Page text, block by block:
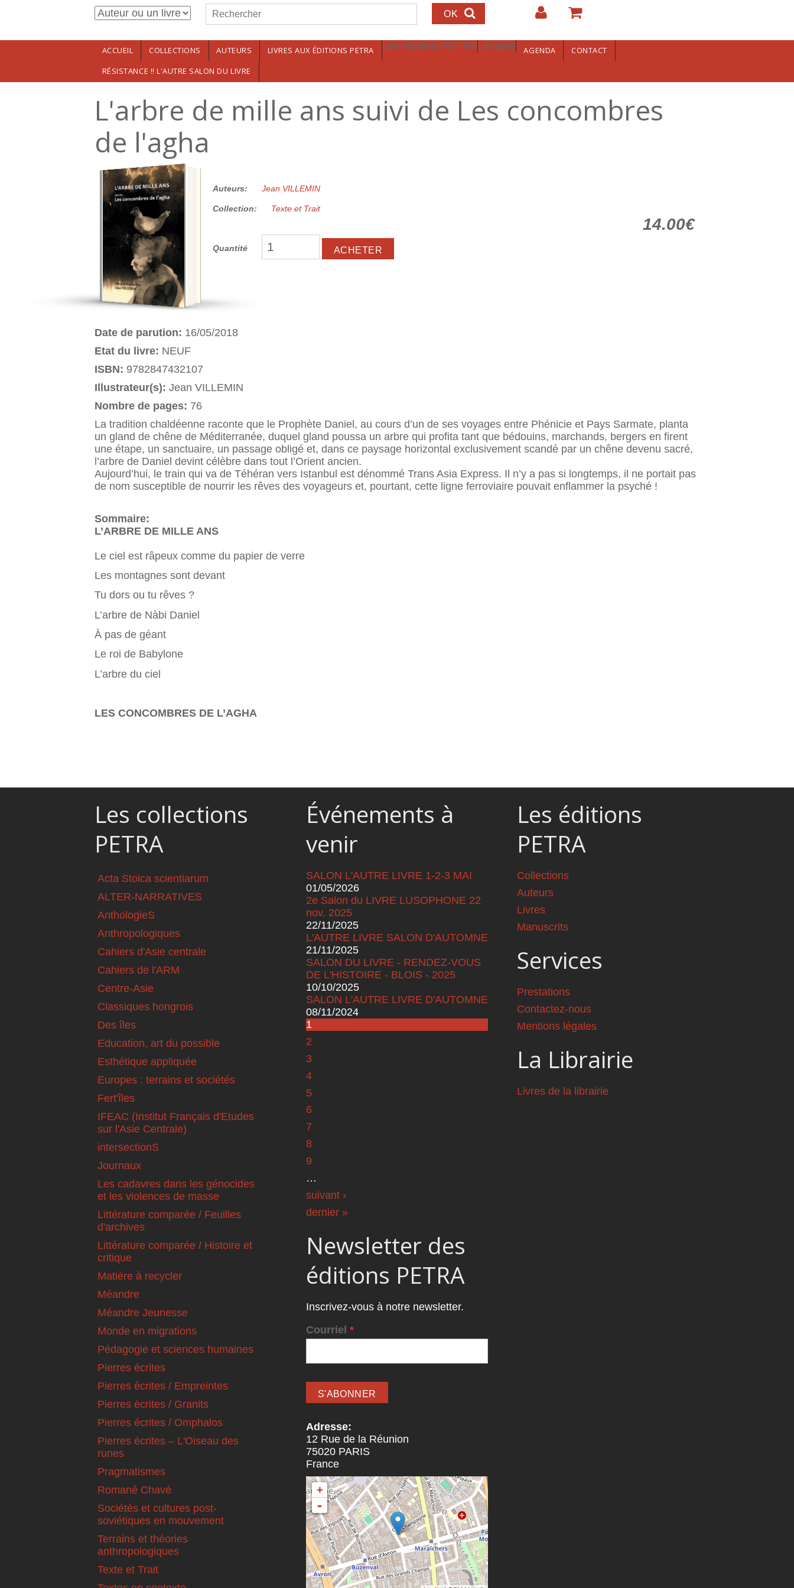
Aller au contenu principalFormulaire de recherche
Rechercher
ACCUEIL COLLECTIONS AUTEURS LIVRES AUX ÉDITIONS PETRA Les éditions PETRALibrairie AGENDA
CONTACT
RÉSISTANCE !! L'AUTRE SALON DU LIVRE
L'arbre de mille ans suivi de Les concombres
de l'agha
14.00€ Auteurs: Jean VILLEMIN
Collection: Texte et Trait
14.00€
Quantité
Date de parution: 16/05/2018
Etat du livre: NEUF
ISBN: 9782847432107
Illustrateur(s): Jean VILLEMIN
Nombre de pages: 76
La tradition chaldéenne raconte que le Prophète Daniel, au cours d’un de ses voyages entre Phénicie et Pays Sarmate, planta
un gland de chêne de Méditerranée, duquel gland poussa un arbre qui proﬁta tant que bédouins, marchands, bergers en ﬁrent
une étape, un sanctuaire, un passage obligé et, dans ce paysage horizontal exclusivement scandé par un chêne devenu sacré,
l’arbre de Daniel devint célèbre dans tout l’Orient ancien.
Aujourd’hui, le train qui va de Téhéran vers Istanbul est dénommé Trans Asia Express. Il n’y a pas si longtemps, il ne portait pas
de nom susceptible de nourrir les rêves des voyageurs et, pourtant, cette ligne ferroviaire pouvait enﬂammer la psyché !
Sommaire:
L’ARBRE DE MILLE ANS
Le ciel est râpeux comme du papier de verre
Les montagnes sont devant
Tu dors ou tu rêves ?
L’arbre de Nàbi Daniel
À pas de géant
Le roi de Babylone
L’arbre du ciel
LES CONCOMBRES DE L’AGHA
Les collections
PETRA
Acta Stoica scientiarum
ALTER-NARRATIVES
AnthologieS
Anthropologiques
Cahiers d'Asie centrale
Cahiers de l'ARM
Centre-Asie
Classiques hongrois
Des îles
Education, art du possible
Esthétique appliquée
Europes : terrains et sociétés
Fert'îles
IFEAC (Institut Français d'Etudes
sur l'Asie Centrale)
intersectionS
Journaux
Les cadavres dans les génocides
et les violences de masse
Littérature comparée / Feuilles
d'archives
Littérature comparée / Histoire et
critique
Matière à recycler
Méandre
Méandre Jeunesse
Monde en migrations
Pédagogie et sciences humaines
Pierres écrites
Pierres écrites / Empreintes
Pierres écrites / Granits
Pierres écrites / Omphalos
Pierres écrites – L'Oiseau des
runes
Pragmatismes
Romané Chavé
Sociétés et cultures post-
soviétiques en mouvement
Terrains et théories
anthropologiques
Texte et Trait
Événements à
venir
SALON L'AUTRE LIVRE 1-2-3 MAI
01/05/2026
2e Salon du LIVRE LUSOPHONE 22
nov. 2025
22/11/2025
L'AUTRE LIVRE SALON D'AUTOMNE
21/11/2025
SALON DU LIVRE - RENDEZ-VOUS
DE L'HISTOIRE - BLOIS - 2025
10/10/2025
SALON L'AUTRE LIVRE D'AUTOMNE
08/11/2024
Pages
1
2
3
4
5
6
7
8
9
…
suivant ›
dernier »
Newsletter des
éditions PETRA
Inscrivez-vous à notre newsletter.
Courriel *
Adresse:
12 Rue de la Réunion
75020 PARIS
France
+
-
Les éditions
PETRA
Collections
Auteurs
Livres
Manuscrits
Services
Prestations
Contactez-nous
Mentions légales
La Librairie
Livres de la librairie